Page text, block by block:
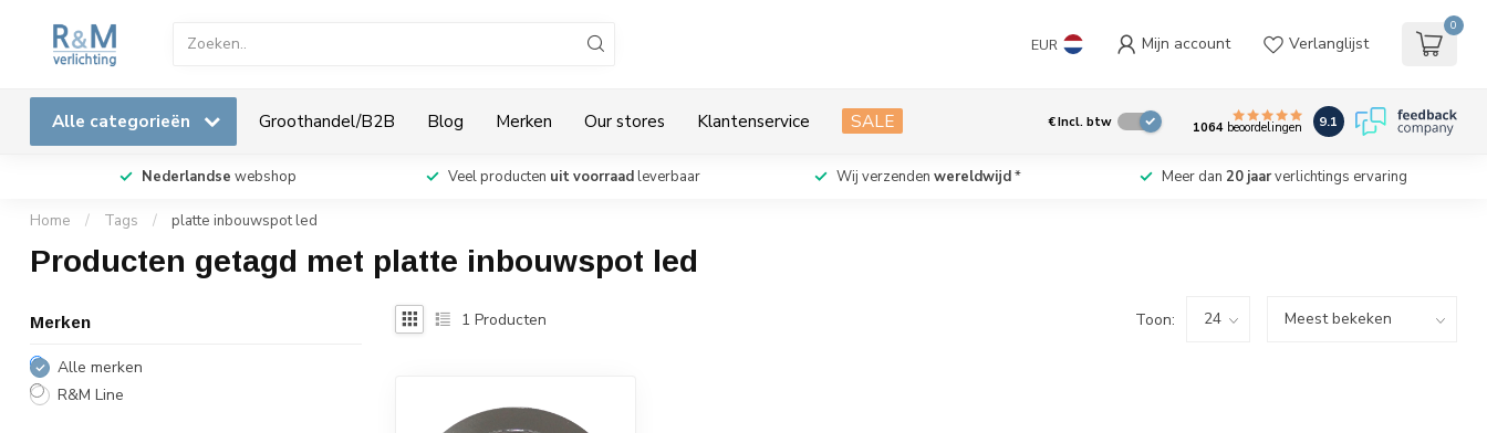
EUR Mijn account Verlanglijst
0
Alle categorieën Groothandel/B2B Blog Merken Our stores Klantenservice SALE €Incl. btw 1064beoordelingen 9.1
Nederlandse webshop Veel producten uit voorraadleverbaar Wij verzenden wereldwijd* Meer dan 20 jaarverlichtings ervaring
Home / Tags / platte inbouwspot led
Producten getagd met platte inbouwspot led
Merken
Alle merken
R&M Line
1 Producten Toon: